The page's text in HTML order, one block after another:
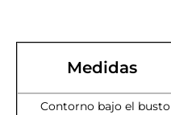
Medidas
Contorno bajo el busto